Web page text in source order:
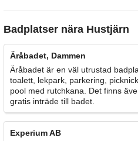
Badplatser nära Hustjärn
Äråbadet, Dammen
Äråbadet är en väl utrustad
toalett, lekpark, parkering,
pool med rutchkana. Det finns
gratis inträde till badet.
Experium AB